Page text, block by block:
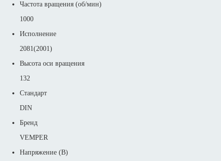
Частота вращения (об/мин)
1000
Исполнение
2081(2001)
Высота оси вращения
132
Стандарт
DIN
Бренд
VEMPER
Напряжение (В)